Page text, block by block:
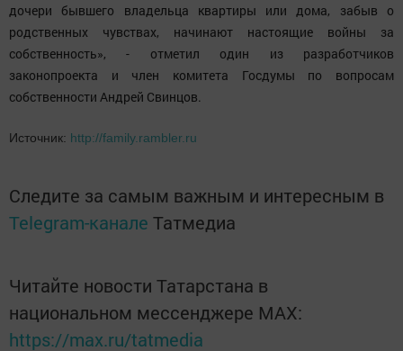
дочери бывшего владельца квартиры или дома, забыв о
родственных чувствах, начинают настоящие войны за
собственность», - отметил один из разработчиков
законопроекта и член комитета Госдумы по вопросам
собственности Андрей Свинцов.
Источник: http://family.rambler.ru
Следите за самым важным и интересным в
Telegram-канале Татмедиа
Читайте новости Татарстана в
национальном мессенджере MАХ:
https://max.ru/tatmedia